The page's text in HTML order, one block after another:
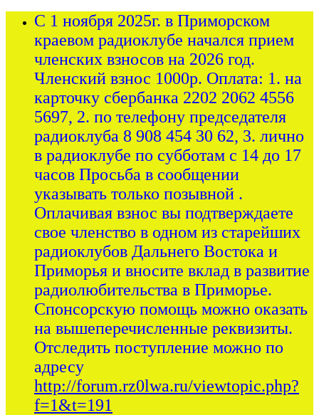
С 1 ноября 2025г. в Приморском
краевом радиоклубе начался прием
членских взносов на 2026 год.
Членский взнос 1000р. Оплата: 1. на
карточку сбербанка 2202 2062 4556
5697, 2. по телефону председателя
радиоклуба 8 908 454 30 62, 3. лично
в радиоклубе по субботам с 14 до 17
часов Просьба в сообщении
указывать только позывной .
Оплачивая взнос вы подтверждаете
свое членство в одном из старейших
радиоклубов Дальнего Востока и
Приморья и вносите вклад в развитие
радиолюбительства в Приморье.
Спонсорскую помощь можно оказать
на вышеперечисленные реквизиты.
Отследить поступление можно по
адресу
http://forum.rz0lwa.ru/viewtopic.php?
f=1&t=191